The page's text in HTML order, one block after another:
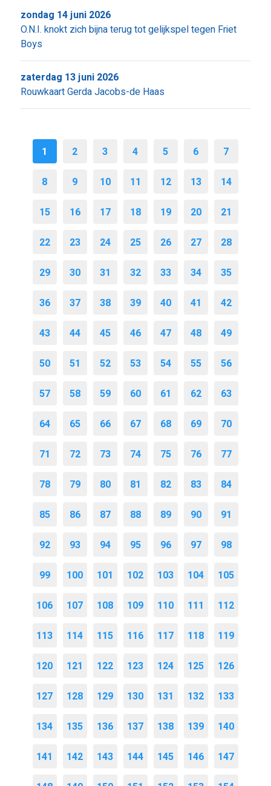
O.N.I. knokt zich bijna terug tot gelijkspel tegen Friet
Boys
zondag 14 juni 2026
Rouwkaart Gerda Jacobs-de Haas
zaterdag 13 juni 2026
1 2 3 4 5 6 7
8 9 10 11 12 13 14
15 16 17 18 19 20 21
22 23 24 25 26 27 28
29 30 31 32 33 34 35
36 37 38 39 40 41 42
43 44 45 46 47 48 49
50 51 52 53 54 55 56
57 58 59 60 61 62 63
64 65 66 67 68 69 70
71 72 73 74 75 76 77
78 79 80 81 82 83 84
85 86 87 88 89 90 91
92 93 94 95 96 97 98
99 100 101 102 103 104 105
106 107 108 109 110 111 112
113 114 115 116 117 118 119
120 121 122 123 124 125 126
127 128 129 130 131 132 133
134 135 136 137 138 139 140
141 142 143 144 145 146 147